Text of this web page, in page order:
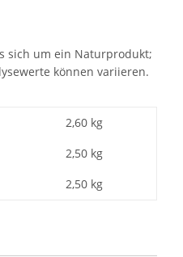
sich um ein Naturprodukt;
können variieren.
2,60 kg
2,50 kg
2,50 kg